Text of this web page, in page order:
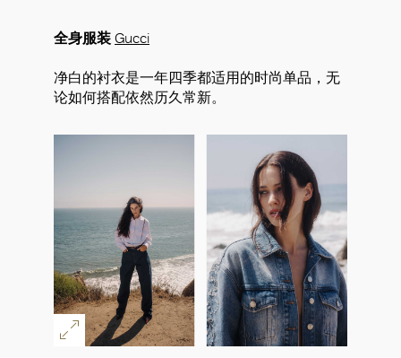
全身服装 Gucci
净白的衬衣是一年四季都适用的时尚单品，无
论如何搭配依然历久常新。